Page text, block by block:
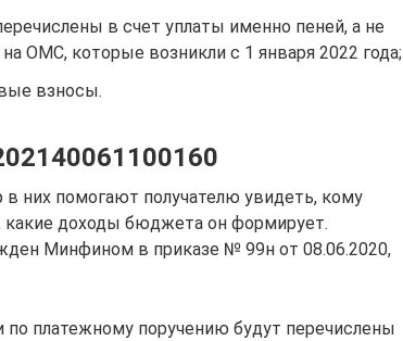
в счет уплаты именно пеней, а не
ОМС, которые возникли с 1 января 2022 года;
взносы.
них помогают получателю увидеть, кому
какие доходы бюджета он формирует.
Минфином в приказе № 99н от 08.06.2020,
по платежному поручению будут перечислены